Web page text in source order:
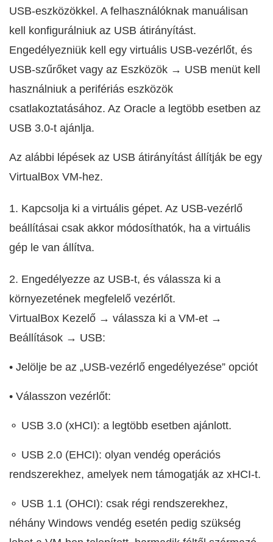
USB-eszközökkel. A felhasználóknak manuálisan
kell konfigurálniuk az USB átirányítást.
Engedélyezniük kell egy virtuális USB-vezérlőt, és
USB-szűrőket vagy az Eszközök → USB menüt kell
használniuk a perifériás eszközök
csatlakoztatásához. Az Oracle a legtöbb esetben az
USB 3.0-t ajánlja.
Az alábbi lépések az USB átirányítást állítják be egy
VirtualBox VM-hez.
1. Kapcsolja ki a virtuális gépet. Az USB-vezérlő
beállításai csak akkor módosíthatók, ha a virtuális
gép le van állítva.
2. Engedélyezze az USB-t, és válassza ki a
környezetének megfelelő vezérlőt.
VirtualBox Kezelő → válassza ki a VM-et →
Beállítások → USB:
• Jelölje be az „USB-vezérlő engedélyezése” opciót
• Válasszon vezérlőt:
⚬ USB 3.0 (xHCI): a legtöbb esetben ajánlott.
⚬ USB 2.0 (EHCI): olyan vendég operációs
rendszerekhez, amelyek nem támogatják az xHCI-t.
⚬ USB 1.1 (OHCI): csak régi rendszerekhez,
néhány Windows vendég esetén pedig szükség